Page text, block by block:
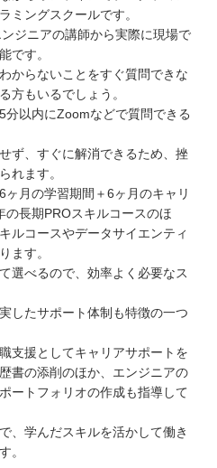
ミングスクールです。
ジニアの講師から実際に現場で
です。
からないことをすぐ質問できな
方もいるでしょう。
分以内にZoomなどで質問できる
ず、すぐに解消できるため、挫
れます。
月の学習期間＋6ヶ月のキャリ
の長期PROスキルコースのほ
ルコースやデータサイエンティ
ます。
選べるので、効率よく必要なス
したサポート体制も特徴の一つ
支援としてキャリアサポートを
書の添削のほか、エンジニアの
ートフォリオの作成も指導して
、学んだスキルを活かして働き
。